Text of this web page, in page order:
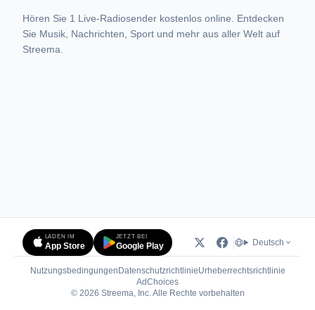
Hören Sie 1 Live-Radiosender kostenlos online. Entdecken
Sie Musik, Nachrichten, Sport und mehr aus aller Welt auf
Streema.
LADEN IM
App Store
JETZT BEI
Google Play Deutsch
Nutzungsbedingungen DatenschutzrichtlinieUrheberrechtsrichtlinie
AdChoices(öffnet in neuem Tab)
© 2026 Streema, Inc. Alle Rechte vorbehalten